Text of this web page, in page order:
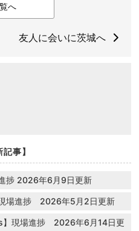
へ
友人に会いに茨城へ
記事】
捗 2026年6月9日更新
現場進捗 2026年5月2日更新
】現場進捗 2026年6月14日更